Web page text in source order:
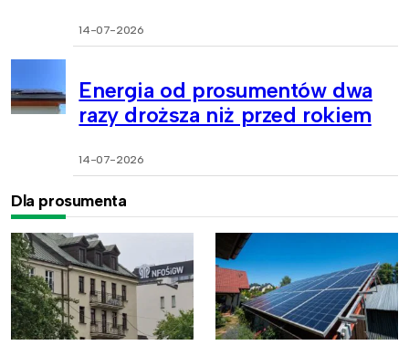
14-07-2026
Energia od prosumentów dwa
razy droższa niż przed rokiem
14-07-2026
Dla prosumenta